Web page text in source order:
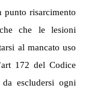
risarcimento
che le lesioni
al mancato uso
172 del Codice
escludersi ogni